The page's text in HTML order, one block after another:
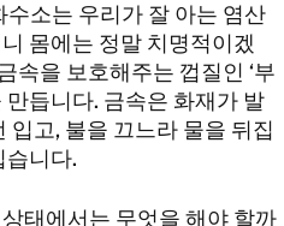
소는 우리가 잘 아는 염산
몸에는 정말 치명적이겠
속을 보호해주는 껍질인 ‘부
만듭니다. 금속은 화재가 발
입고, 불을 끄느라 물을 뒤집
습니다.
태에서는 무엇을 해야 할까